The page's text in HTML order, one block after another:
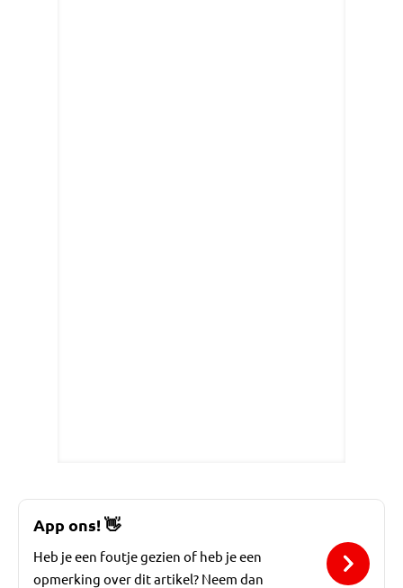
App ons!👋
Heb je een foutje gezien of heb je een
opmerking over dit artikel? Neem dan